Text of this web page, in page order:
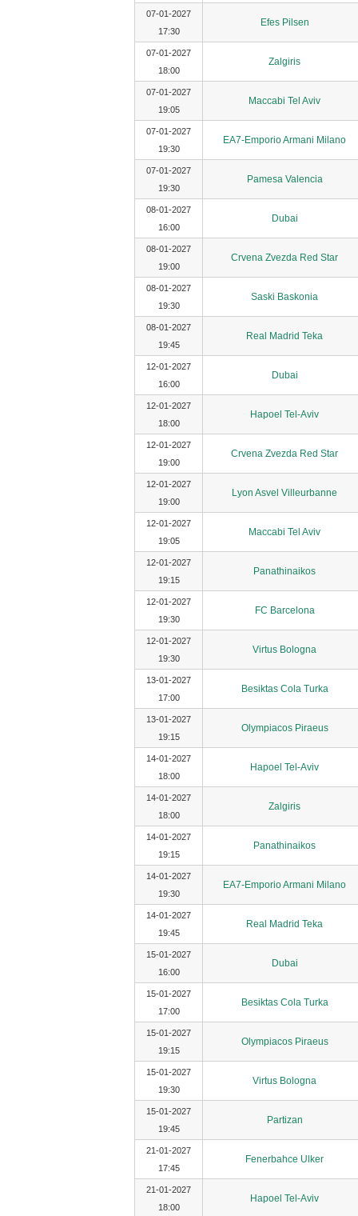
07-01-2027
17:30
Efes Pilsen
07-01-2027
18:00
Zalgiris
07-01-2027
19:05
Maccabi Tel Aviv
07-01-2027
19:30
EA7-Emporio Armani Milano
07-01-2027
19:30
Pamesa Valencia
08-01-2027
16:00
Dubai
08-01-2027
19:00
Crvena Zvezda Red Star
08-01-2027
19:30
Saski Baskonia
08-01-2027
19:45
Real Madrid Teka
12-01-2027
16:00
Dubai
12-01-2027
18:00
Hapoel Tel-Aviv
12-01-2027
19:00
Crvena Zvezda Red Star
12-01-2027
19:00
Lyon Asvel Villeurbanne
12-01-2027
19:05
Maccabi Tel Aviv
12-01-2027
19:15
Panathinaikos
12-01-2027
19:30
FC Barcelona
12-01-2027
19:30
Virtus Bologna
13-01-2027
17:00
Besiktas Cola Turka
13-01-2027
19:15
Olympiacos Piraeus
14-01-2027
18:00
Hapoel Tel-Aviv
14-01-2027
18:00
Zalgiris
14-01-2027
19:15
Panathinaikos
14-01-2027
19:30
EA7-Emporio Armani Milano
14-01-2027
19:45
Real Madrid Teka
15-01-2027
16:00
Dubai
15-01-2027
17:00
Besiktas Cola Turka
15-01-2027
19:15
Olympiacos Piraeus
15-01-2027
19:30
Virtus Bologna
15-01-2027
19:45
Partizan
21-01-2027
17:45
Fenerbahce Ulker
21-01-2027
18:00
Hapoel Tel-Aviv